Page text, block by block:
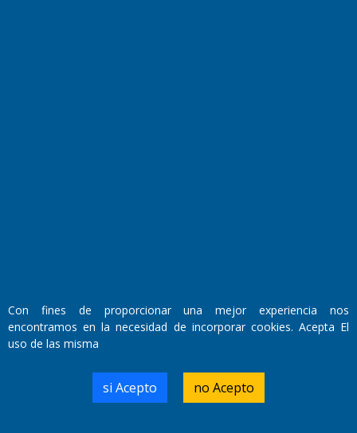
Primera edición: Domingo 3 de Mayo de 1992
Miembro de ADIRA,ADEPA y CPPAL
Propietario: El Diario SRL
Walter René Goñi
Con fines de proporcionar una mejor experiencia nos
encontramos en la necesidad de incorporar cookies. Acepta El
uso de las misma
si Acepto no Acepto